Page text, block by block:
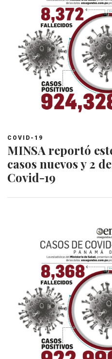
COVID-19
MINSA reportó
casos nuevos y 2
Covid-19